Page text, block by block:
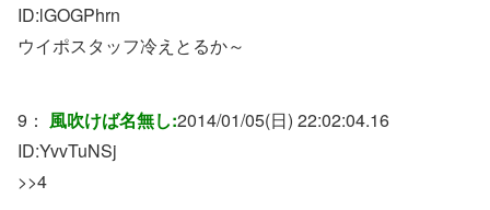
ID:lGOGPhrn
ウイポスタッフ冷えとるか～
9： 風吹けば名無し:2014/01/05(日) 22:02:04.16
ID:YvvTuNSj
>>4